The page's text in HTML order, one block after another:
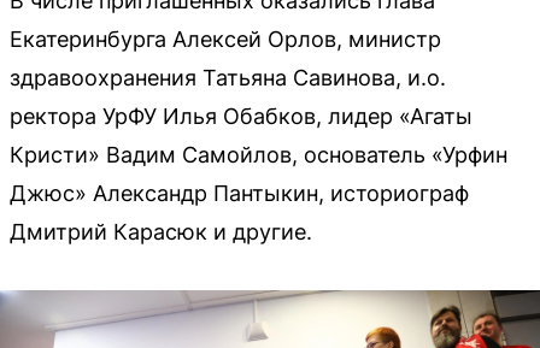
Екатеринбурга Алексей Орлов, министр
здравоохранения Татьяна Савинова, и.о.
ректора УрФУ Илья Обабков, лидер «Агаты
Кристи» Вадим Самойлов, основатель «Урфин
Джюс» Александр Пантыкин, историограф
Дмитрий Карасюк и другие.